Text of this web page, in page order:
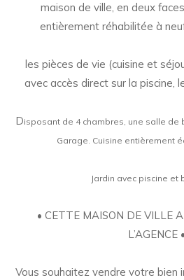
maison de ville, en deux
entièrement réhabilitée à
les pièces de vie (cuisine et
avec accès direct sur la piscine,
Disposant de 4 chambres, une salle de
Garage. Cuisine entièrement
Jardin avec piscine et
• CETTE MAISON DE VILLE
L’AGENCE •
Vous souhaitez vendre votre bien